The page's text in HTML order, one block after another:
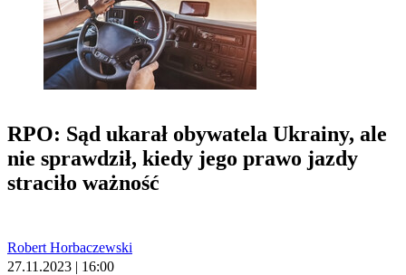
RPO: Sąd ukarał obywatela Ukrainy, ale
nie sprawdził, kiedy jego prawo jazdy
straciło ważność
Robert Horbaczewski
27.11.2023 | 16:00